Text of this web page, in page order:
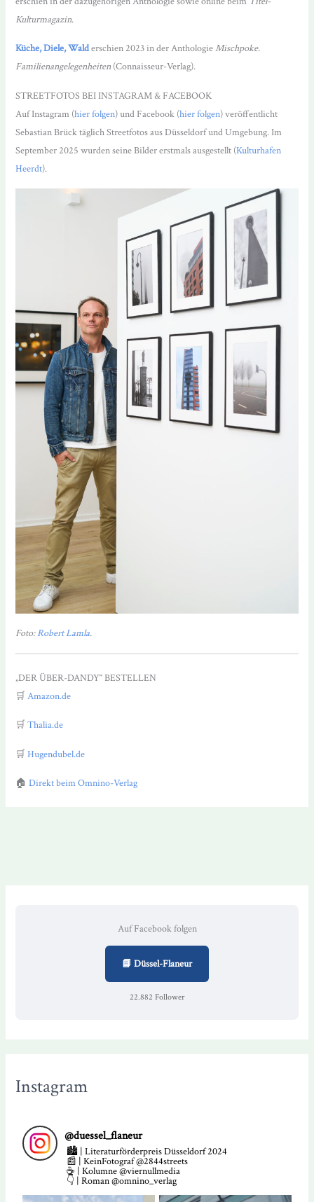
Kulturmagazin.
Küche, Diele, Walderschien 2023 in der AnthologieMischpoke.
Familienangelegenheiten(Connaisseur-Verlag).
STREETFOTOS BEI INSTAGRAM & FACEBOOK
Auf Instagram (hier folgen) und Facebook (hier folgen) veröffentlicht
Sebastian Brück täglich Streetfotos aus Düsseldorf und Umgebung. Im
September 2025 wurden seine Bilder erstmals ausgestellt (Kulturhafen
Heerdt).
Foto:Robert Lamla.
„DER ÜBER-DANDY“ BESTELLEN
🛒 Amazon.de
🛒 Thalia.de
🛒 Hugendubel.de
🏠 Direkt beim Omnino-Verlag
Auf Facebook folgen
📘 Düssel-Flaneur
22.882 Follower
Instagram
@duessel_flaneur
🏙️ | Literaturförderpreis Düsseldorf 2024
📰 | KeinFotograf @2844streets
☕ | Kolumne @viernullmedia
👇 | Roman @omnino_verlag